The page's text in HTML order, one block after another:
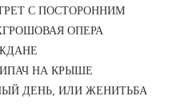
С ПОСТОРОННИМ
ОПЕРА
НА КРЫШЕ
ДЕНЬ, ИЛИ ЖЕНИТЬБА